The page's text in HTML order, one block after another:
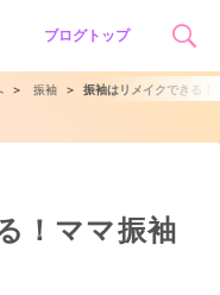
ブログトップ
＞ 振袖 ＞ 振袖はリメイクできる！
！ママ振袖